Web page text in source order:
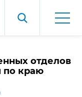
отделов
по краю